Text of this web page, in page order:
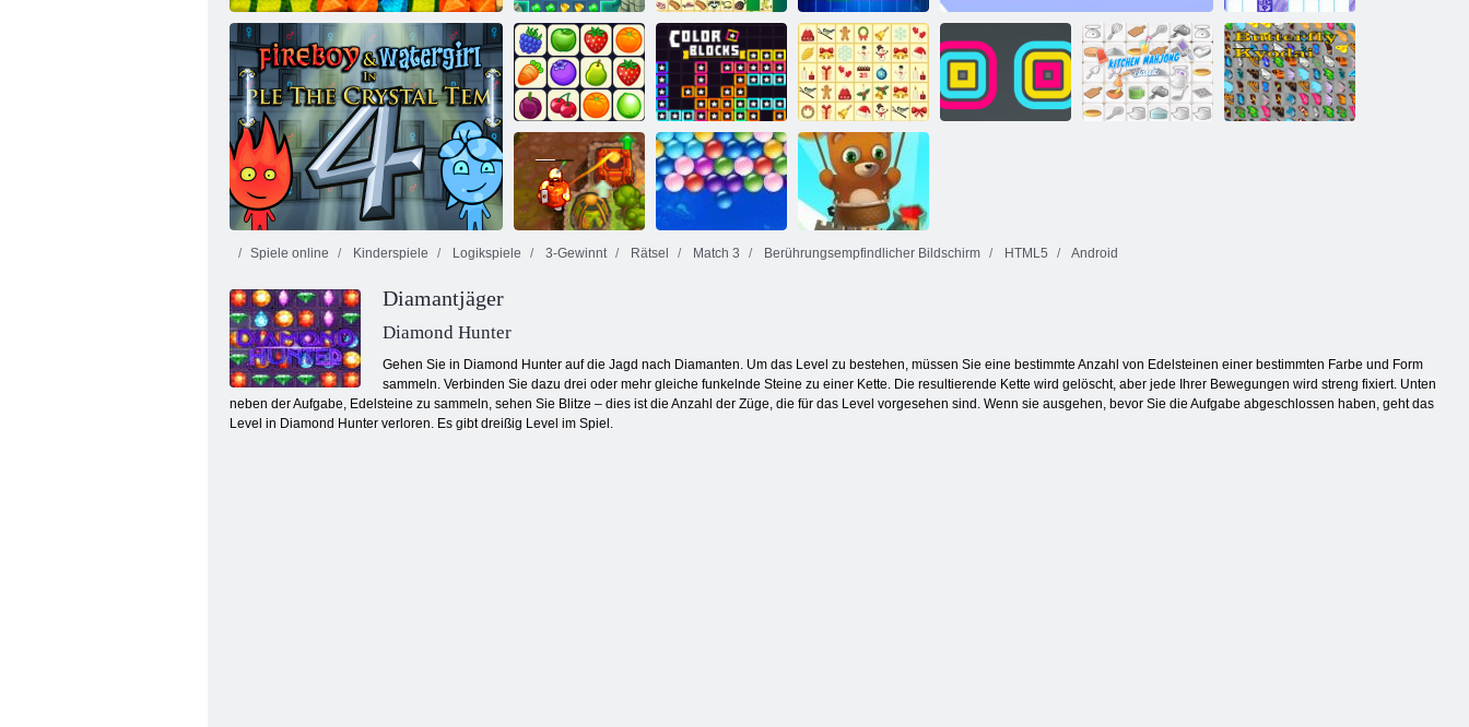
Goldrausch Spiel
Juwelen Blitz 3 Kris Mahjong
Feuer und Wasser 4: Kristalltempel
Ten Trix
Schiffe
Versenken
Onet Connect Farbblöcke
KrisMas
Mahjong
Spiele online Kinderspiele Logikspiele 3-Gewinnt Rätsel Match 3 Berührungsempfindlicher Bildschirm HTML5 Android
Diamantjäger
Diamond Hunter
Gehen Sie in Diamond Hunter auf die Jagd nach Diamanten. Um das Level zu bestehen, müssen Sie eine bestimmte Anzahl von Edelsteinen einer bestimmten Farbe und Form
sammeln. Verbinden Sie dazu drei oder mehr gleiche funkelnde Steine zu einer Kette. Die resultierende Kette wird gelöscht, aber jede Ihrer Bewegungen wird streng fixiert. Unten
neben der Aufgabe, Edelsteine zu sammeln, sehen Sie Blitze – dies ist die Anzahl der Züge, die für das Level vorgesehen sind. Wenn sie ausgehen, bevor Sie die Aufgabe abgeschlossen haben, geht das
Level in Diamond Hunter verloren. Es gibt dreißig Level im Spiel.